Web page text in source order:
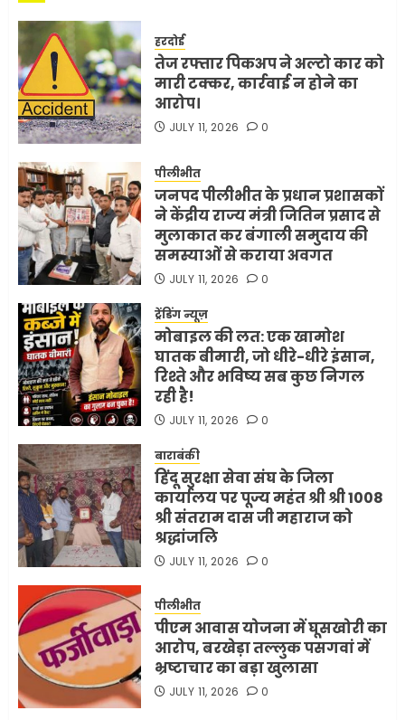
हरदोई
तेज रफ्तार पिकअप ने अल्टो कार को
मारी टक्कर, कार्रवाई न होने का
आरोप।
JULY 11, 2026 0
पीलीभीत
जनपद पीलीभीत के प्रधान प्रशासकों
ने केंद्रीय राज्य मंत्री जितिन प्रसाद से
मुलाकात कर बंगाली समुदाय की
समस्याओं से कराया अवगत
JULY 11, 2026 0
ट्रेंडिंग न्यूज़
मोबाइल की लत: एक खामोश
घातक बीमारी, जो धीरे-धीरे इंसान,
रिश्ते और भविष्य सब कुछ निगल
रही है!
JULY 11, 2026 0
बाराबंकी
हिंदू सुरक्षा सेवा संघ के जिला
कार्यालय पर पूज्य महंत श्री श्री 1008
श्री संतराम दास जी महाराज को
श्रद्धांजलि
JULY 11, 2026 0
पीलीभीत
पीएम आवास योजना में घूसखोरी का
आरोप, बरखेड़ा तल्लुक पसगवां में
भ्रष्टाचार का बड़ा खुलासा
JULY 11, 2026 0